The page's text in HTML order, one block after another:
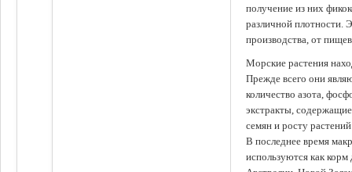
получение из них
различной плотности.
производства, от
Морские растения
Прежде всего они
количество азота,
экстракты,
семян и росту
В последнее время
используются как